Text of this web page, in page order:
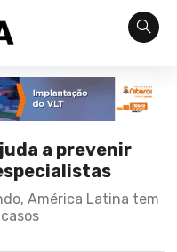
a prevenir
América Latina tem